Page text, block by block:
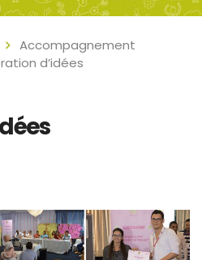
Accompagnement
d’idées